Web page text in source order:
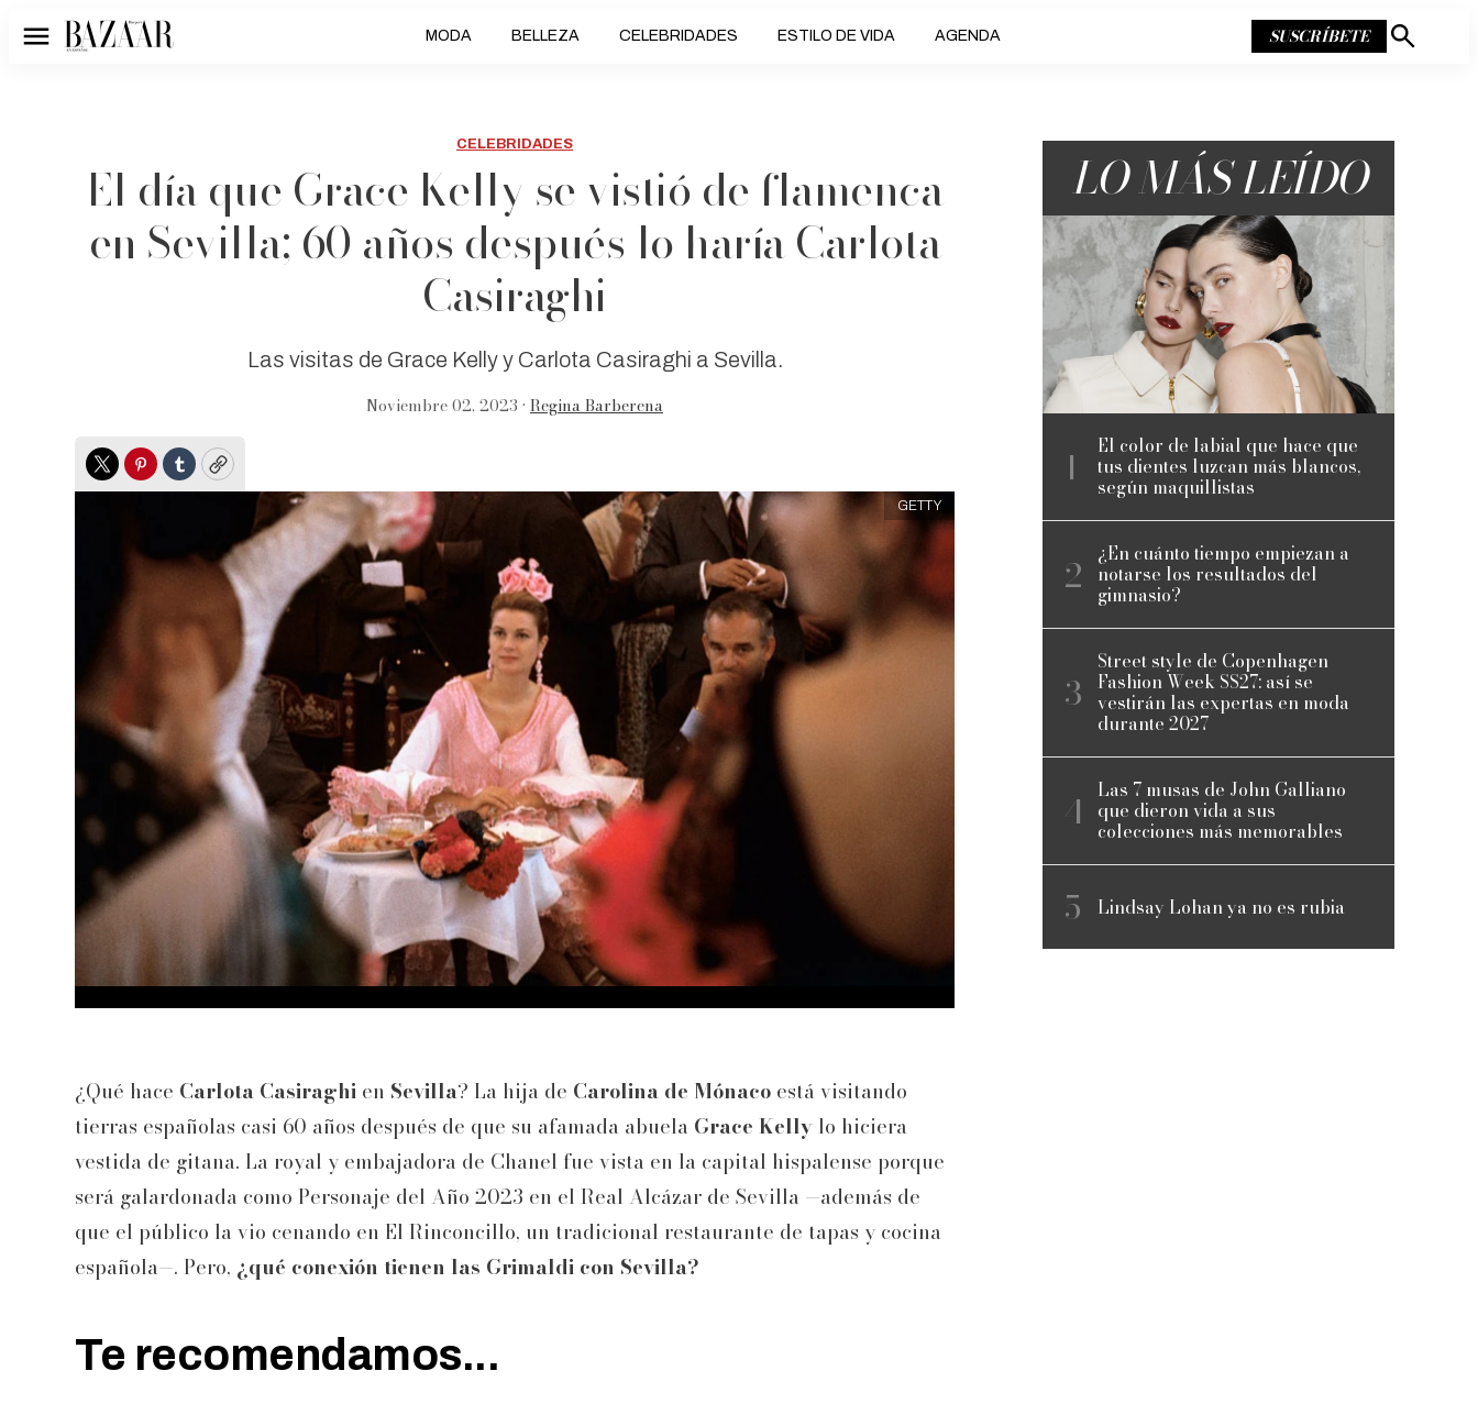
Menú MODA BELLEZA CELEBRIDADES ESTILO DE VIDA AGENDA SUSCRÍBETE
Mostrar
CELEBRIDADES
El día que Grace Kelly se vistió de flamenca
en Sevilla; 60 años después lo haría Carlota
Casiraghi
Las visitas de Grace Kelly y Carlota Casiraghi a Sevilla.
Noviembre 02, 2023 • Regina Barberena
TwitterPinterest
TumblrCopy
GETTY
¿Qué hace Carlota Casiraghi en Sevilla? La hija de Carolina de Mónaco está visitando
tierras españolas casi 60 años después de que su afamada abuela Grace Kelly lo hiciera
vestida de gitana. La royal y embajadora de Chanel fue vista en la capital hispalense porque
será galardonada como Personaje del Año 2023 en el Real Alcázar de Sevilla —además de
que el público la vio cenando en El Rinconcillo, un tradicional restaurante de tapas y cocina
española—. Pero, ¿qué conexión tienen las Grimaldi con Sevilla?
Te recomendamos...
LO MÁS LEÍDO
El color de labial que hace que
tus dientes luzcan más blancos,
según maquillistas
¿En cuánto tiempo empiezan a
notarse los resultados del
gimnasio?
Street style de Copenhagen
Fashion Week SS27: así se
vestirán las expertas en moda
durante 2027
Las 7 musas de John Galliano
que dieron vida a sus
colecciones más memorables
Lindsay Lohan ya no es rubia